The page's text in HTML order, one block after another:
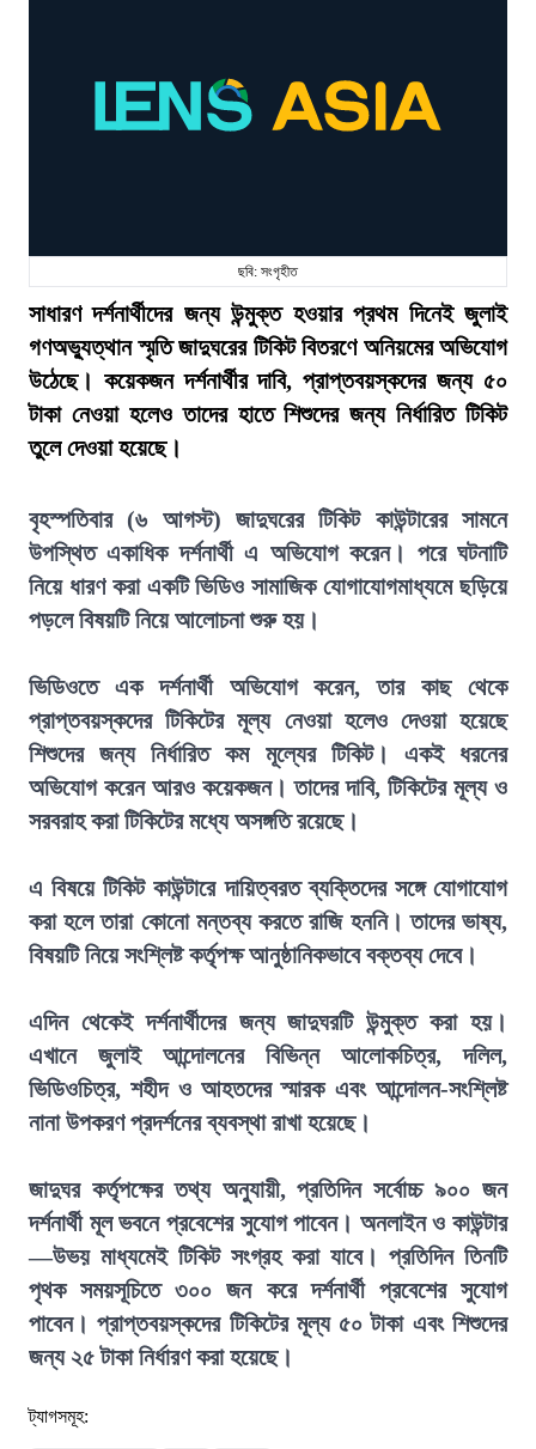
ছবি: সংগৃহীত
সাধারণ দর্শনার্থীদের জন্য উন্মুক্ত হওয়ার প্রথম দিনেই জুলাই
গণঅভ্যুত্থান স্মৃতি জাদুঘরের টিকিট বিতরণে অনিয়মের অভিযোগ
উঠেছে। কয়েকজন দর্শনার্থীর দাবি, প্রাপ্তবয়স্কদের জন্য ৫০
টাকা নেওয়া হলেও তাদের হাতে শিশুদের জন্য নির্ধারিত টিকিট
তুলে দেওয়া হয়েছে।
বৃহস্পতিবার (৬ আগস্ট) জাদুঘরের টিকিট কাউন্টারের সামনে
উপস্থিত একাধিক দর্শনার্থী এ অভিযোগ করেন। পরে ঘটনাটি
নিয়ে ধারণ করা একটি ভিডিও সামাজিক যোগাযোগমাধ্যমে ছড়িয়ে
পড়লে বিষয়টি নিয়ে আলোচনা শুরু হয়।
ভিডিওতে এক দর্শনার্থী অভিযোগ করেন, তার কাছ থেকে
প্রাপ্তবয়স্কদের টিকিটের মূল্য নেওয়া হলেও দেওয়া হয়েছে
শিশুদের জন্য নির্ধারিত কম মূল্যের টিকিট। একই ধরনের
অভিযোগ করেন আরও কয়েকজন। তাদের দাবি, টিকিটের মূল্য ও
সরবরাহ করা টিকিটের মধ্যে অসঙ্গতি রয়েছে।
এ বিষয়ে টিকিট কাউন্টারে দায়িত্বরত ব্যক্তিদের সঙ্গে যোগাযোগ
করা হলে তারা কোনো মন্তব্য করতে রাজি হননি। তাদের ভাষ্য,
বিষয়টি নিয়ে সংশ্লিষ্ট কর্তৃপক্ষ আনুষ্ঠানিকভাবে বক্তব্য দেবে।
এদিন থেকেই দর্শনার্থীদের জন্য জাদুঘরটি উন্মুক্ত করা হয়।
এখানে জুলাই আন্দোলনের বিভিন্ন আলোকচিত্র, দলিল,
ভিডিওচিত্র, শহীদ ও আহতদের স্মারক এবং আন্দোলন-সংশ্লিষ্ট
নানা উপকরণ প্রদর্শনের ব্যবস্থা রাখা হয়েছে।
জাদুঘর কর্তৃপক্ষের তথ্য অনুযায়ী, প্রতিদিন সর্বোচ্চ ৯০০ জন
দর্শনার্থী মূল ভবনে প্রবেশের সুযোগ পাবেন। অনলাইন ও কাউন্টার
—উভয় মাধ্যমেই টিকিট সংগ্রহ করা যাবে। প্রতিদিন তিনটি
পৃথক সময়সূচিতে ৩০০ জন করে দর্শনার্থী প্রবেশের সুযোগ
পাবেন। প্রাপ্তবয়স্কদের টিকিটের মূল্য ৫০ টাকা এবং শিশুদের
জন্য ২৫ টাকা নির্ধারণ করা হয়েছে।
ট্যাগসমূহ: